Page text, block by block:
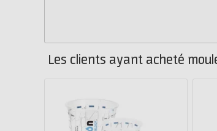
Les clients ayant acheté